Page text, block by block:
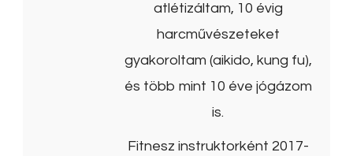
atlétizáltam, 10 évig
harcművészeteket
gyakoroltam (aikido, kung fu),
és több mint 10 éve jógázom
is.
Fitnesz instruktorként 2017-